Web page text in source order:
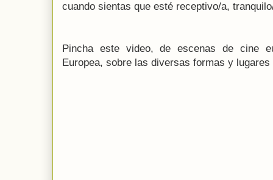
cuando sientas que esté receptivo/a,
Pincha este video, de escenas de cine
Europea, sobre las diversas formas y